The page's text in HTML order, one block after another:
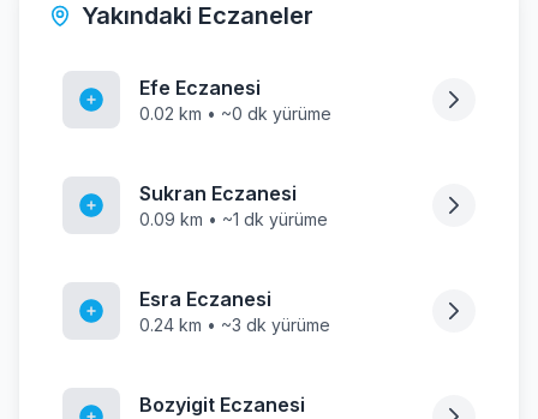
Yakındaki Eczaneler
Efe Eczanesi
0.02 km • ~0 dk yürüme
Sukran Eczanesi
0.09 km • ~1 dk yürüme
Esra Eczanesi
0.24 km • ~3 dk yürüme
Bozyigit Eczanesi